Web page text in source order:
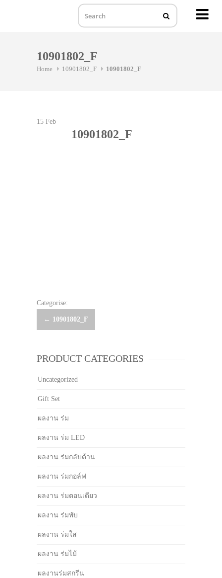
10901802_F
Home 10901802_F 10901802_F
15 Feb
10901802_F
Categorise:
Post
← 10901802_F
PRODUCT CATEGORIES
Uncategorized
Gift Set
ผลงาน ร่ม
ผลงาน ร่ม LED
ผลงาน ร่มกลับด้าน
ผลงาน ร่มกอล์ฟ
ผลงาน ร่มตอนเดียว
ผลงาน ร่มพับ
ผลงาน ร่มใส
ผลงาน ร่มไม้
ผลงานร่มสกรีน